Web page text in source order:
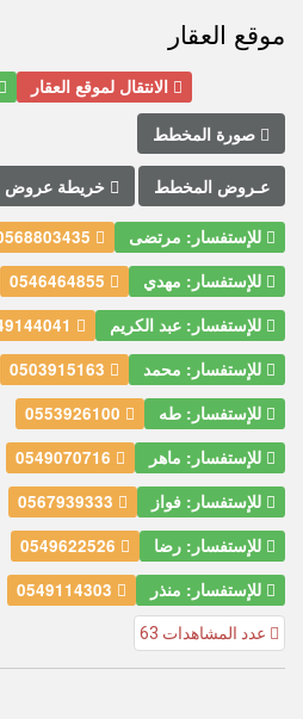
موقع العقار
الانتقال لموقع العقار
صورة المخطط
عـروض المخطط خريطة عروض
للإستفسار: مرتضى
للإستفسار: مهدي
للإستفسار: عبد الكريم
للإستفسار: محمد
للإستفسار: طه
للإستفسار: ماهر
للإستفسار: فواز
للإستفسار: رضا
للإستفسار: منذر
عدد المشاهدات 63